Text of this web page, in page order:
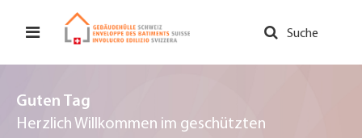
zum
Suche
Guten Tag
Herzlich Willkommen im geschützten